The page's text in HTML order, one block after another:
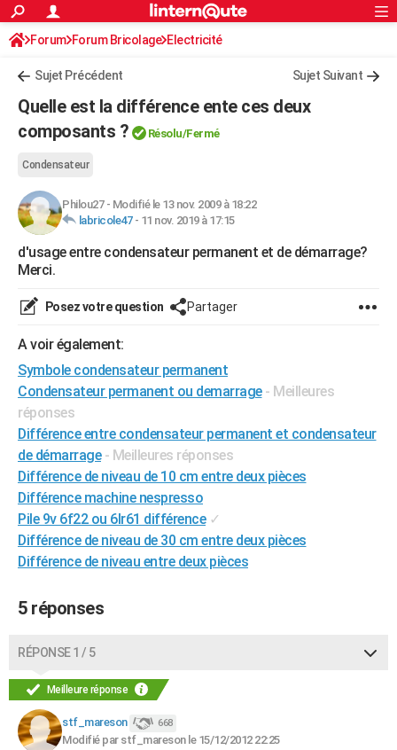
ACTUALITÉS
Politique
Société
Faits Divers
Education
Monde
Villes
+
FINANCE
Retraite
Impôts
Epargne
Immobilier
Risques naturels par ville
Banque
Assurance
Crédit
AUTO
Essais
Réserver un essai
Citadines
Berlines
SUV
Forum auto
HIGH-TECH
Mobiles
Meilleur smartphone
Internet
Ordinateurs
Jeux vidéo
Guide high-tech
BRICOLAGE
Forum
Aménagement intérieur
Extérieur
Cuisine
Salle de bains
Jardinage
Rangement
WEEK-END
Guides de France
Escapades
Patrimoine
Expositions
Musées
Week-end nature
LIFESTYLE
Art de vivre
Bien-être
Loisirs
Mode
Modes de vie
SANTE
Alimentation
Guide de la santé
Maladies
Médicaments
Sommeil
VOYAGE
Destinations
City break
Voyage nature
Voyage de noces
Forum
Climat
+PHOTO
GUIDES D'ACHAT
BONS PLANS
CARTE DE VOEUX
Carte de Noël
Carte Bonne année
Carte Saint-Valentin
Carte Pâques
Carte d'anniversaire
DICTIONNAIRE
PROGRAMME TV
Bricolage
Lifestyle
Culture
Sport
Auto
Television
Voyage
Cinema
S'inscrire
Connexion
Forum Forum Bricolage Electricité
Sujet Précédent Sujet Suivant
Quelle est la différence ente ces deux
composants ?
Résolu/Fermé
Condensateur
Philou27- Modifié le 13 nov. 2009 à 18:22
labricole47- 11 nov. 2019 à 17:15
d'usage entre condensateur permanent et de démarrage?
Merci.
Posez votre question Partager
A voir également:
Symbole condensateur permanent
Condensateur permanent ou demarrage - Meilleures
réponses
Différence entre condensateur permanent et condensateur
de démarrage - Meilleures réponses
Différence de niveau de 10 cm entre deux pièces
Différence machine nespresso
Pile 9v 6f22 ou 6lr61 différence ✓
Différence de niveau de 30 cm entre deux pièces
Différence de niveau entre deux pièces
5 réponses
RÉPONSE 1 / 5
Meilleure réponse
stf_mareson 668
Modifié par stf_mareson le 15/12/2012 22:25